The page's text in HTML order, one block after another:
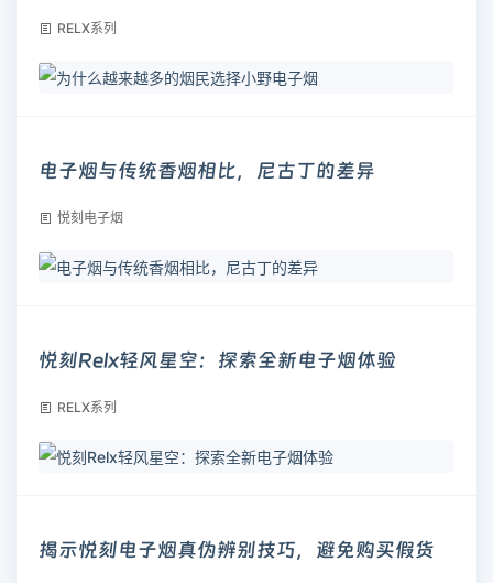
RELX系列
电子烟与传统香烟相比，尼古丁的差异
悦刻电子烟
悦刻Relx轻风星空：探索全新电子烟体验
RELX系列
揭示悦刻电子烟真伪辨别技巧，避免购买假货